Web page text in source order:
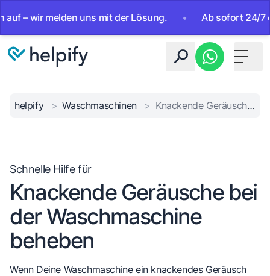
wir melden uns mit der Lösung. • Ab sofort 24/7
Toggle
helpify > Waschmaschinen > Knackende Geräusche bei der Waschmaschine beheben
Schnelle Hilfe für
Knackende Geräusche bei
der Waschmaschine
beheben
Wenn Deine Waschmaschine ein knackendes Geräusch